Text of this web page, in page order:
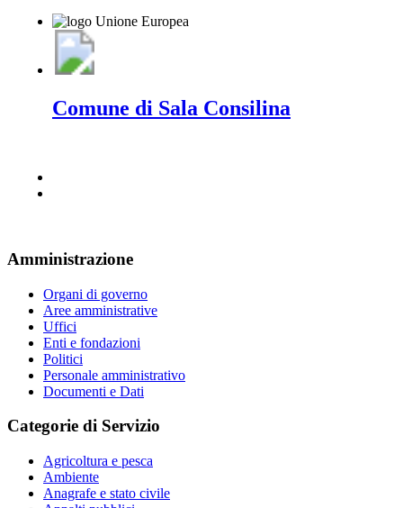
Comune di Sala Consilina
Amministrazione
Organi di governo
Aree amministrative
Uffici
Enti e fondazioni
Politici
Personale amministrativo
Documenti e Dati
Categorie di Servizio
Agricoltura e pesca
Ambiente
Anagrafe e stato civile